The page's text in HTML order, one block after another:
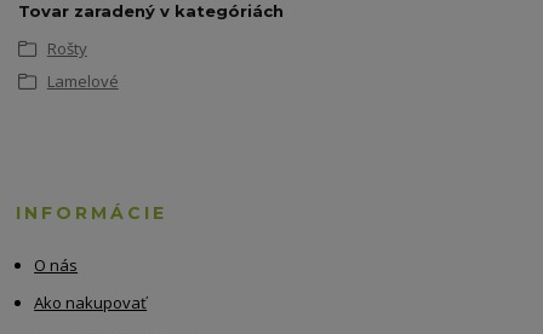
Tovar zaradený v kategóriách
Rošty
Lamelové
INFORMÁCIE
O nás
Ako nakupovať